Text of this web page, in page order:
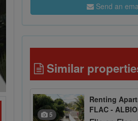
Send an
Similar
5
Renting
FLAC -